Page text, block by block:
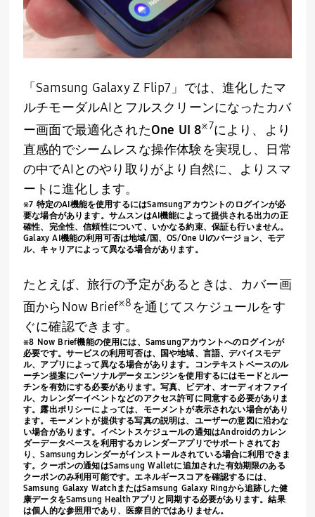
「 Samsung Galaxy Z Flip7 」では、進化したマ
ルチモーダルAI とフルスクリーンになったカバ
ー画面で最適化されたOne UI 8※7により、より
直感的でシームレスな操作体験を実現し、日常
の中でAI とのやり取りがより自然に、よりスマ
ートに進化します。
※7 特定のAI 機能を使用するにはSamsungアカウントのログインが必
要な場合があります。サムスンはAI機能によって提供される出力の正
確性、完全性、信頼性について、いかなる約束、保証も行いません。
Galaxy AI 機能の利用可否は地域/国、OS/One UI のバージョン、モデ
ル、キャリアによって異なる場合があります。
たとえば、旅行の予定があるときは、カバー画
面からNow Brief※8 を通じてスケジュールをす
ぐに確認できます。
※8 Now Brief機能の使用には、 Samsungアカウントへのログインが
必要です。サービスの利用可否は、国や地域、言語、デバイスモデ
ル、アプリによって異なる場合があります。コンテキストベースのル
ーチン提案にパーソナルデータエンジンを使用するにはモードとルー
チンを有効にする必要があります。写真、ビデオ、オーディオファイ
ル、カレンダーイベントなどのアクセス許可に同意する必要がありま
す。露出ポリシーによっては、モーメントが表示されない場合があり
ます。モーメントが提供する写真の説明は、ユーザーの意図に沿わな
い場合があります。イベントスケジュールの通知はAndroidのカレン
ダーデータベースを利用するカレンダーアプリでサポートされてお
り、Samsung カレンダーがインストールされている場合に利用できま
す。クーポンの通知はSamsung Walletに追加された有効期限のある
クーポンのみ利用可能です。エネルギースコアを確認するには、
Samsung Galaxy Watch またはSamsung Galaxy Ringから追跡した健
康データをSamsung Health アプリと同期する必要があります。結果
は個人的な参照用であり、医療目的ではありません。